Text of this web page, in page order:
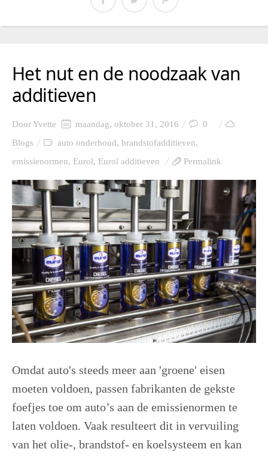
Het nut en de noodzaak van
additieven
DoorYvette maandag, oktober 31, 2016
0
Blogs
auto onderhoud, brandstofadditieven,
emissienormen, Eurol, Eurol additieven Permalink
Omdat auto's steeds meer aan 'groene' eisen
moeten voldoen, passen fabrikanten de gekste
foefjes toe om auto’s aan de emissienormen te
laten voldoen. Vaak resulteert dit in vervuiling
van het olie-, brandstof- en koelsysteem en kan